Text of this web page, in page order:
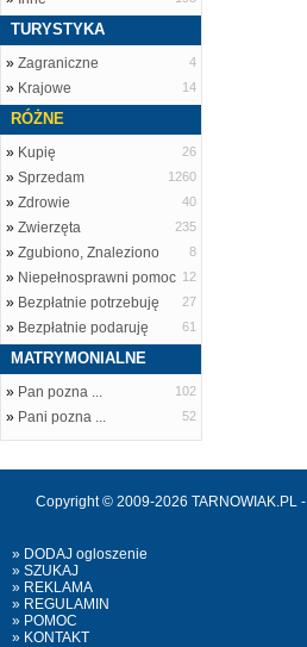
TURYSTYKA
» Zagraniczne 4
» Krajowe 14
RÓŻNE
» Kupię 26
» Sprzedam 1260
» Zdrowie 40
» Zwierzęta 235
» Zgubiono, Znaleziono 8
» Niepełnosprawni pomoc 12
» Bezpłatnie potrzebuję 27
» Bezpłatnie podaruję 61
MATRYMONIALNE
» Pan pozna ... 102
» Pani pozna ... 52
Copyright © 2009-2026 TARNOWIAK.PL
» DODAJ ogloszenie
» SZUKAJ
» REKLAMA
» REGULAMIN
» POMOC
» KONTAKT